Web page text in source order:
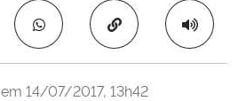
Copiar para área
14/07/2017, 13h42